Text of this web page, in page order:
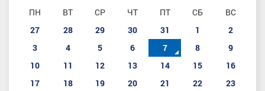
ПН ВТ СР ЧТ ПТ СБ
ВС
27
28 29 30 31 1
2
3
4 5 6 7 8
9
10
11 12 13 14 15
16
17
18 19 20 21 22
23